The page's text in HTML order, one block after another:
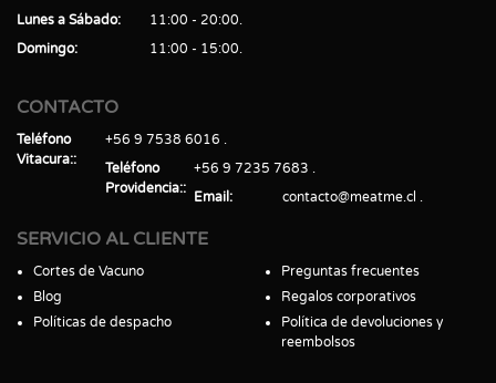
Lunes a Sábado
11:00 - 20:00
Domingo
11:00 - 15:00
CONTACTO
Teléfono
Vitacura:
+56 9 7538 6016
Teléfono
Providencia:
+56 9 7235 7683
Email
contacto@meatme.cl
SERVICIO AL CLIENTE
Cortes de Vacuno
Blog
Políticas de despacho
Preguntas frecuentes
Regalos corporativos
Política de devoluciones y
reembolsos